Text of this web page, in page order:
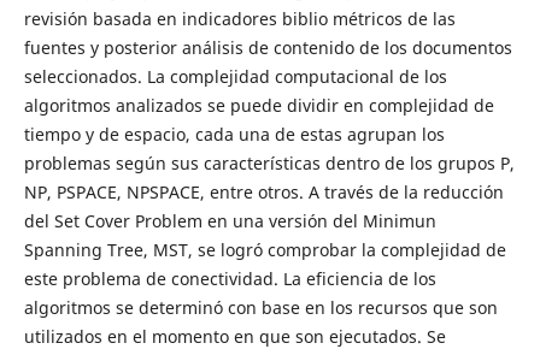
revisión basada en indicadores biblio métricos de las
fuentes y posterior análisis de contenido de los documentos
seleccionados. La complejidad computacional de los
algoritmos analizados se puede dividir en complejidad de
tiempo y de espacio, cada una de estas agrupan los
problemas según sus características dentro de los grupos P,
NP, PSPACE, NPSPACE, entre otros. A través de la reducción
del Set Cover Problem en una versión del Minimun
Spanning Tree, MST, se logró comprobar la complejidad de
este problema de conectividad. La eficiencia de los
algoritmos se determinó con base en los recursos que son
utilizados en el momento en que son ejecutados. Se